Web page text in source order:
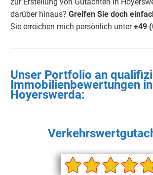
zur Erstellung von Gutachten in
darüber hinaus? Greifen Sie doch
Sie erreichen mich persönlich unter+49
Unser Portfolio an
Immobilienbewertungen in
Hoyerswerda: